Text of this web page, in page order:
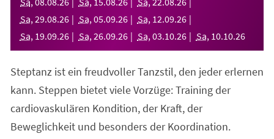
Tab)
Sa, 29.08.26 Sa, 05.09.26 Sa, 12.09.26
Sa, 19.09.26 Sa, 26.09.26 Sa, 03.10.26 Sa, 10.10.26
Steptanz ist ein freudvoller Tanzstil, den jeder erlernen
kann. Steppen bietet viele Vorzüge: Training der
cardiovaskulären Kondition, der Kraft, der
Beweglichkeit und besonders der Koordination.